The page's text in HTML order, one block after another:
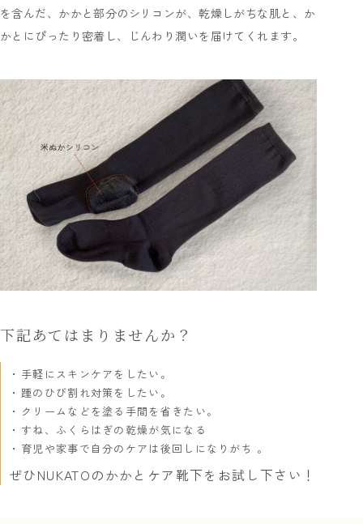
を含んだ、かかと部分のシリコンが、乾燥しがちな肌と、か
かとにぴったり密着し、じんわり潤いを届けてくれます。
下記あてはまりませんか？
手軽にスキンケアをしたい。
踵のひび割れ対策をしたい。
クリームなどを塗る手間を省きたい。
すね、ふくらはぎの乾燥が気になる
育児や家事で自分のケアは後回しになりがち 。
ぜひNUKATOのかかとケア靴下をお試し下さい！